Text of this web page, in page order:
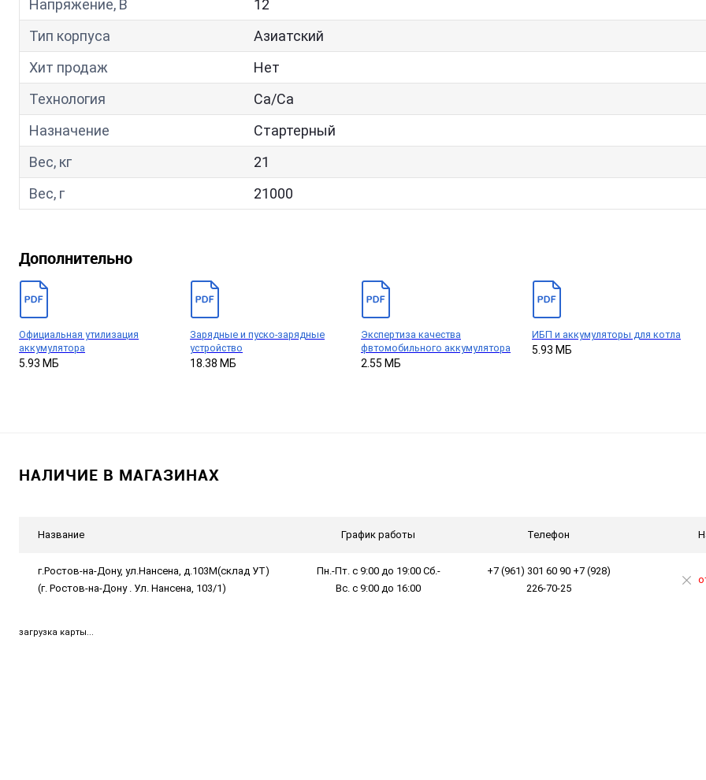
Напряжение, В
12
Тип корпуса
Азиатский
Хит продаж
Нет
Технология
Са/Са
Назначение
Стартерный
Вес, кг
21
Вес, г
21000
Дополнительно
Официальная утилизация
аккумулятора
5.93 МБ
Зарядные и пуско-зарядные
устройство
18.38 МБ
Экспертиза качества
фвтомобильного аккумулятора
2.55 МБ
ИБП и аккумуляторы для котла
5.93 МБ
НАЛИЧИЕ В МАГАЗИНАХ
Название График работы Телефон
г.Ростов-на-Дону, ул.Нансена, д.103М(склад УТ)
(г. Ростов-на-Дону . Ул. Нансена, 103/1)
Пн.-Пт. с 9:00 до 19:00 Сб.-
Вс. с 9:00 до 16:00
+7 (961) 301 60 90 +7 (928)
226-70-25
загрузка карты...